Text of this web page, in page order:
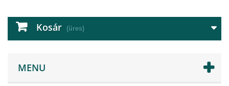
Kosár (üres)
MENU